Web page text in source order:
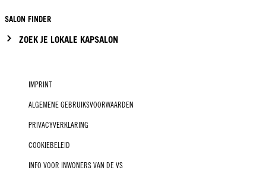
SALON FINDER
ZOEK JE LOKALE KAPSALON
IMPRINT
ALGEMENE GEBRUIKSVOORWAARDEN
PRIVACYVERKLARING
COOKIEBELEID
INFO VOOR INWONERS VAN DE VS